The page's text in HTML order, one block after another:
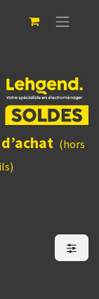
(hors